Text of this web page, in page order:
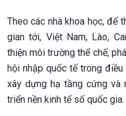
Theo các nhà khoa học, để
gian tới, Việt Nam, Lào,
thiện môi trường thể chế,
hội nhập quốc tế trong
xây dựng hạ tầng cứng và
triển nền kinh tế số quốc gia.